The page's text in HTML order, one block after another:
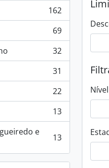
162
69
32
31
22
13
e
13